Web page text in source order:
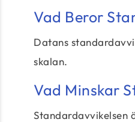
Vad Beror
Datans
skalan.
Vad Minskar
Standardavvikelsen